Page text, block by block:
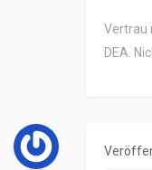
Vertrau
DEA.